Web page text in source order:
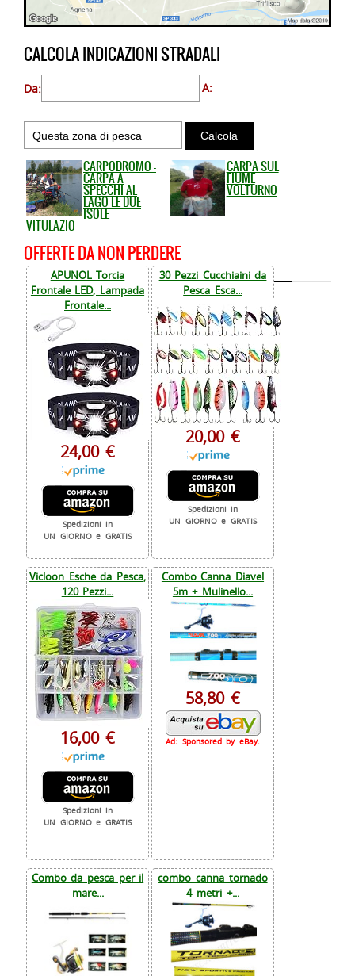
CALCOLA INDICAZIONI STRADALI
Da: A:
CARPODROMO -
CARPA A
SPECCHI AL
LAGO LE DUE
ISOLE -
VITULAZIO
CARPA SUL
FIUME
VOLTURNO
OFFERTE DA NON PERDERE
APUNOL Torcia
Frontale LED, Lampada
Frontale...
24,00 €
Spedizioni in
UN GIORNO e GRATIS
30 Pezzi Cucchiaini da
Pesca Esca...
20,00 €
Spedizioni in
UN GIORNO e GRATIS
Vicloon Esche da Pesca,
120 Pezzi...
16,00 €
Spedizioni in
UN GIORNO e GRATIS
Combo Canna Diavel
5m + Mulinello...
58,80 €
Ad: Sponsored by eBay.
Combo da pesca per il
mare...
combo canna tornado
4 metri +...